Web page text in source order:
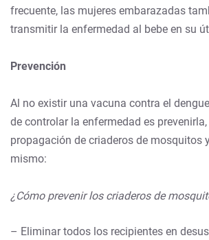
frecuente, las mujeres embarazadas
transmitir la enfermedad al bebe en su
Prevención
Al no existir una vacuna contra el
de controlar la enfermedad es
propagación de criaderos de mosquitos
mismo:
¿Cómo prevenir los criaderos de
– Eliminar todos los recipientes en